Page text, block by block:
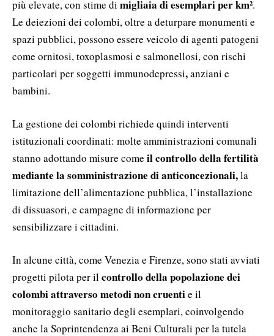
più elevate, con stime di migliaia di esemplari per km².
Le deiezioni dei colombi, oltre a deturpare monumenti e
spazi pubblici, possono essere veicolo di agenti patogeni
come ornitosi, toxoplasmosi e salmonellosi, con rischi
particolari per soggetti immunodepressi,anziani e
bambini.
La gestione dei colombi richiede quindi interventi
istituzionali coordinati: molte amministrazioni comunali
stanno adottando misure come il controllo della fertilità
mediante la somministrazione di anticoncezionali,la
limitazione dell’alimentazione pubblica, l’installazione
di dissuasori, e campagne di informazione per
sensibilizzare i cittadini.
In alcune città, come Venezia e Firenze, sono stati avviati
progetti pilota per ilcontrollo della popolazione dei
colombi attraverso metodi non cruentie il
monitoraggio sanitario degli esemplari, coinvolgendo
anche la Soprintendenza ai Beni Culturali per la tutela